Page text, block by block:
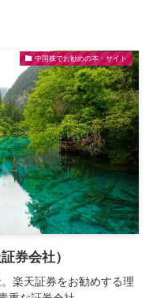
中国株でお勧めの本・サイト
券会社）
楽天証券をお勧めする理